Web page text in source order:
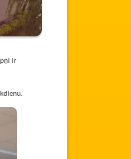
ir